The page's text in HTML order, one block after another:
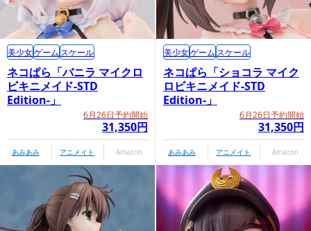
ネコぱら「バニラ マイクロ
ビキニメイド-STD
Edition-」
6月26日予約開始
31,350円
美少女ゲーム スケール
あみあみ アニメイト Amazon
ネコぱら「ショコラ マイク
ロビキニメイド-STD
Edition-」
6月26日予約開始
31,350円
美少女ゲーム スケール
あみあみ アニメイト Amazon